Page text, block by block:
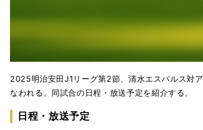
2025明治安田J1リーグ第2節、清水エスパルス対
なわれる。同試合の日程・放送予定を紹介する。
日程・放送予定